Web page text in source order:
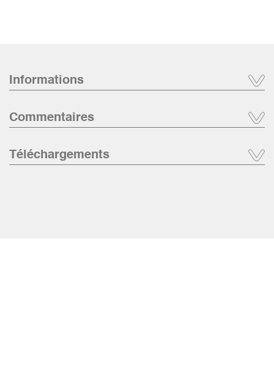
Informations
Commentaires
Téléchargements